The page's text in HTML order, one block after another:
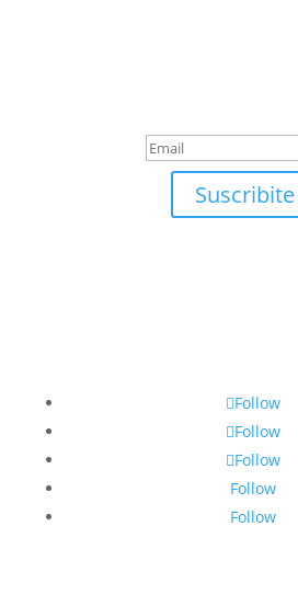
Suscribite
Follow
Follow
Follow
Follow
Follow